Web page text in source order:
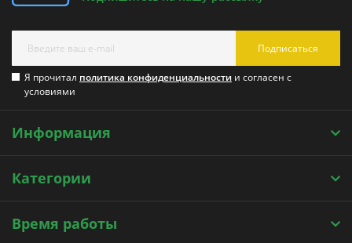
Подписаться
Я прочитал политика конфиденциальности и согласен с
условиями
Информация
Категории
Время работы